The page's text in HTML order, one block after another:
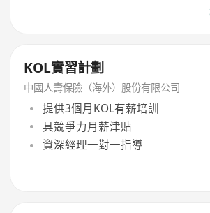
KOL實習計劃
中國人壽保險（海外）股份有限公司
提供3個月KOL有薪培訓
具競爭力月薪津貼
資深經理一對一指導